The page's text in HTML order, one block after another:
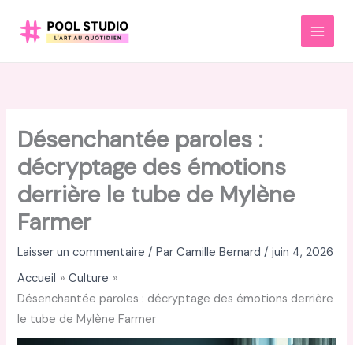
MAIN
Désenchantée paroles :
décryptage des émotions
derrière le tube de Mylène
Farmer
Laisser un commentaire / ParCamille Bernard/juin 4, 2026
Accueil
Culture
Désenchantée paroles : décryptage des émotions derrière
le tube de Mylène Farmer